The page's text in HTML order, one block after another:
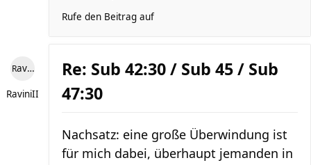
Rufe den Beitrag auf
RaviniII
RaviniII
Re: Sub 42:30 / Sub 45 / Sub
47:30
Nachsatz: eine große Überwindung ist
für mich dabei, überhaupt jemanden in